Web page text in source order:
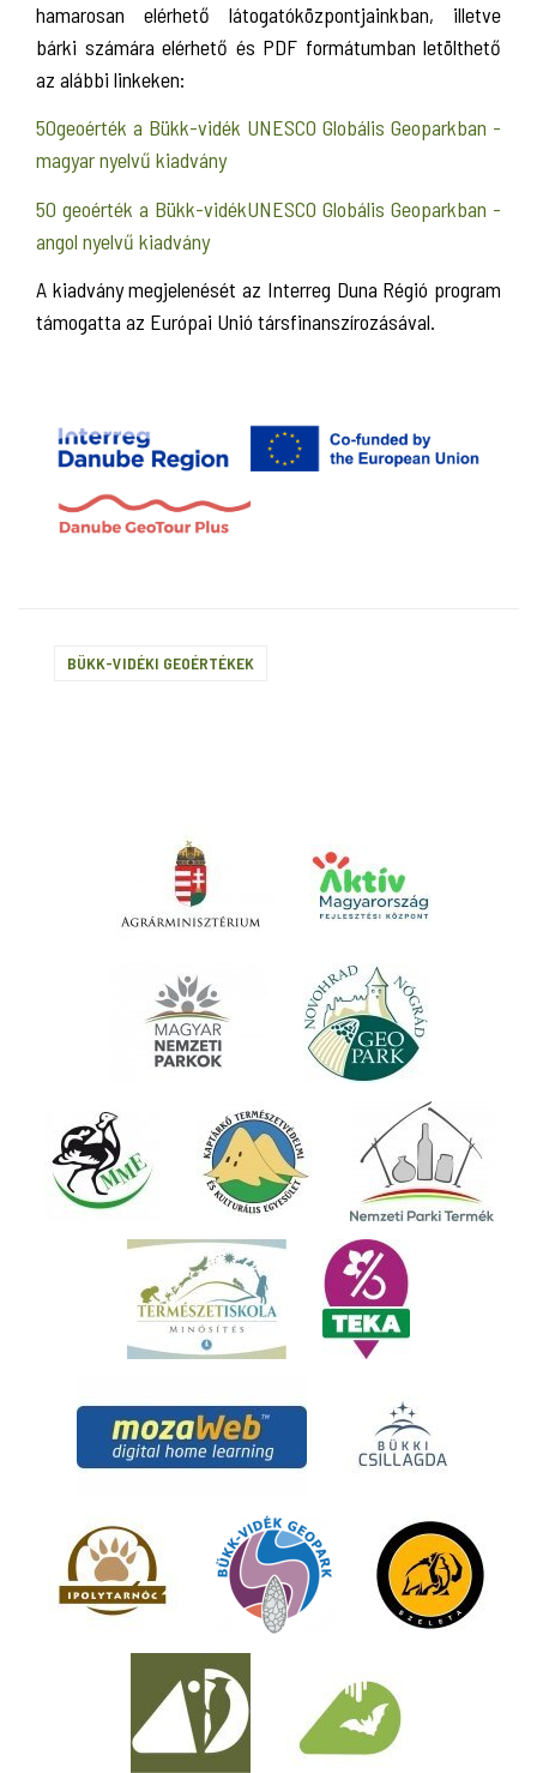
hamarosan elérhető látogatóközpontjainkban, illetve
bárki számára elérhető és PDF formátumban letölthető
az alábbi linkeken:
50geoérték a Bükk-vidék UNESCO Globális Geoparkban -
magyar nyelvű kiadvány
50 geoérték a Bükk-vidékUNESCO Globális Geoparkban -
angol nyelvű kiadvány
A kiadvány megjelenését az Interreg Duna Régió program
támogatta az Európai Unió társfinanszírozásával.
BÜKK-VIDÉKI GEOÉRTÉKEK